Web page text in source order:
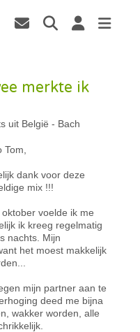
merkte ik
uit België - Bach
Tom,
dank voor deze
mix !!!
oktober voelde ik me
ik kreeg regelmatig
nachts. Mijn
het moest makkelijk
mijn partner aan te
deed me bijna
wakker worden, alle